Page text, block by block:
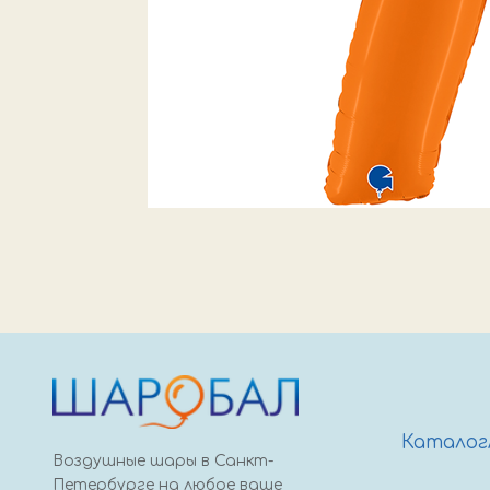
Воздушные шары в Санкт-
Петербурге на любое ваше
Каталог